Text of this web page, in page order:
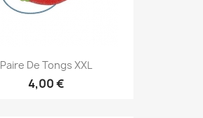
Paire De Tongs XXL
4,00 €